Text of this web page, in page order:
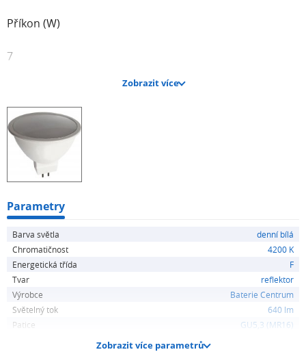
Příkon (W)
7
12
Stmívatelná
Životnost
30 000 h
Světelný tok (lm)
644
Zobrazit více
Parametry
Barva světla
denní bílá
Chromatičnost
4200 K
Energetická třída
F
Tvar
reflektor
Výrobce
Baterie Centrum
Světelný tok
640 lm
Patice
GU5,3 (MR16)
Zobrazit více parametrů